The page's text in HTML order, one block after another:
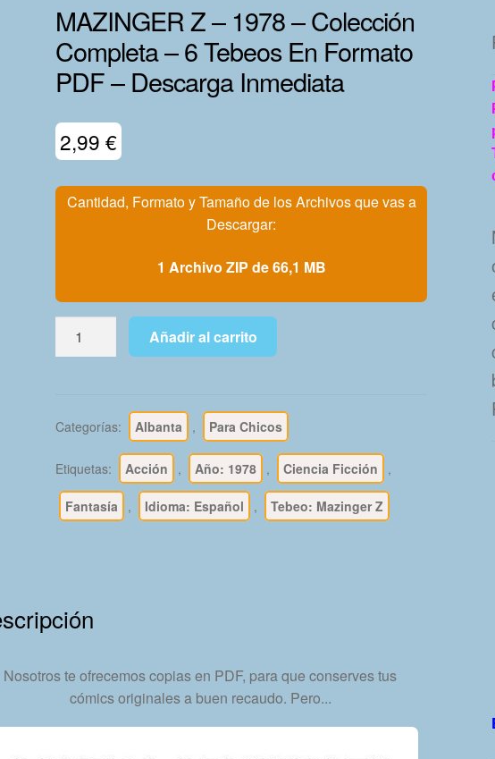
MAZINGER Z – 1978 – Colección
Completa – 6 Tebeos En Formato
PDF – Descarga Inmediata
2,99€
Cantidad, Formato y Tamaño de los Archivos que vas a
Descargar:
1 Archivo ZIP de 66,1 MB
MAZINGER
Colección
Completa
Tebeos
-
cantidad
Añadir al carrito
Categorías: Albanta , Para Chicos
Etiquetas: Acción , Año: 1978 , Ciencia Ficción ,
Fantasía , Idioma: Español , Tebeo: Mazinger Z
Nosotros te ofrecemos copias en PDF, para que conserves tus
cómics originales a buen recaudo. Pero...